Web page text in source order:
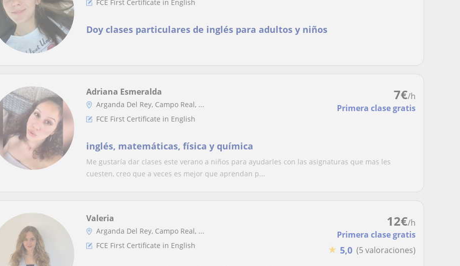
FCE First Certificate in English
Doy clases particulares de inglés para adultos y niños
7€/h
Primera clase gratis
Adriana Esmeralda
Arganda Del Rey, Campo Real, ...
FCE First Certificate in English
inglés, matemáticas, física y química
Me gustaría dar clases este verano a niños para ayudarles con las asignaturas que mas les
cuesten, creo que a veces es mejor que aprendan p...
12€/h
Primera clase gratis
★ 5,0 (5 valoraciones)
Valeria
Arganda Del Rey, Campo Real, ...
FCE First Certificate in English